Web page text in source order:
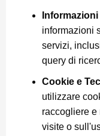
informazioni
servizi,
query di
Cookie e
utilizzare
raccogliere
visite o